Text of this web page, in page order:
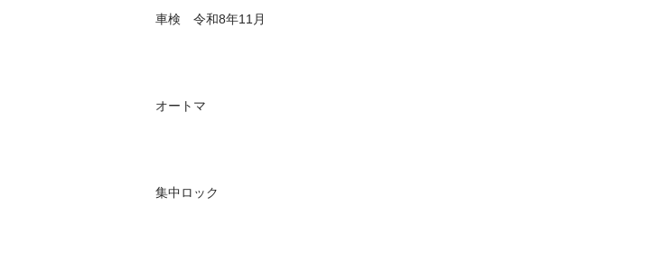
車検　令和8年11月
オートマ
集中ロック